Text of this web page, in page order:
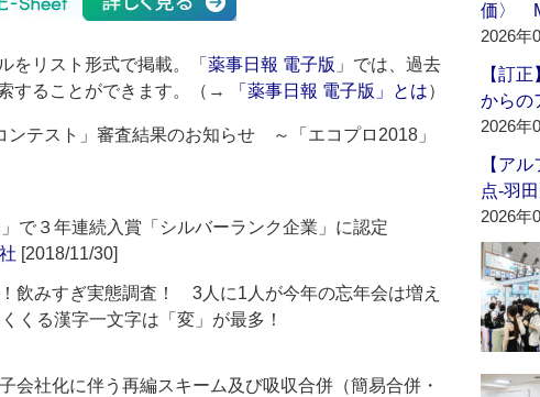
リスト形式で掲載。「 薬事日報 電子版 」では、過去
することができます。（→
「薬事日報 電子版」とは）
ンテスト」審査結果のお知らせ ～「エコプロ2018」
で３年連続入賞「シルバーランク企業」に認定
[2018/11/30]
飲みすぎ実態調査！ 3人に1人が今年の忘年会は増え
くる漢字一文字は「変」が最多！
会社化に伴う再編スキーム及び吸収合併（簡易合併・
価〉
2026年
【訂
からの
2026年
【ア
点‐羽
2026年